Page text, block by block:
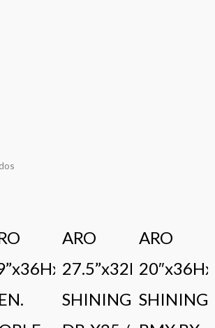
ARO
27.5”x32Hx14G
SHINING
ARO
SHINING